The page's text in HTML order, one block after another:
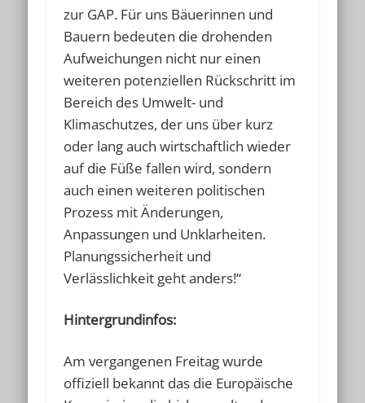
zur GAP. Für uns Bäuerinnen und
Bauern bedeuten die drohenden
Aufweichungen nicht nur einen
weiteren potenziellen Rückschritt im
Bereich des Umwelt- und
Klimaschutzes, der uns über kurz
oder lang auch wirtschaftlich wieder
auf die Füße fallen wird, sondern
auch einen weiteren politischen
Prozess mit Änderungen,
Anpassungen und Unklarheiten.
Planungssicherheit und
Verlässlichkeit geht anders!“
Hintergrundinfos:
Am vergangenen Freitag wurde
offiziell bekannt das die Europäische